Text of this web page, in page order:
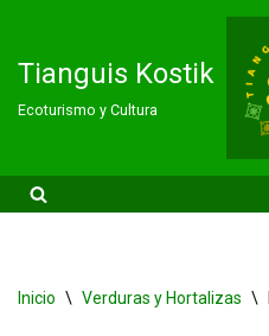
Saltar
contenido
Tianguis Kostik
Ecoturismo y Cultura
Inicio \ Verduras y Hortalizas \